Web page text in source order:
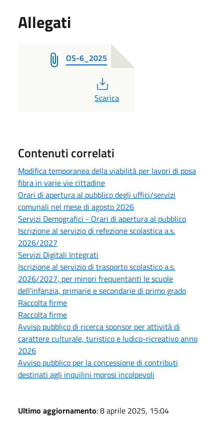
Allegati
OS-6_2025
PDF
Scarica
Contenuti correlati
Modifica temporanea della viabilità per lavori di posa
fibra in varie vie cittadine
Orari di apertura al pubblico degli uffici/servizi
comunali nel mese di agosto 2026
Servizi Demografici - Orari di apertura al pubblico
Iscrizione al servizio di refezione scolastica a.s.
2026/2027
Servizi Digitali Integrati
Iscrizione al servizio di trasporto scolastico a.s.
2026/2027, per minori frequentanti le scuole
dell’infanzia, primarie e secondarie di primo grado
Raccolta firme
Raccolta firme
Avviso pubblico di ricerca sponsor per attività di
carattere culturale, turistico e ludico-ricreativo anno
2026
Avviso pubblico per la concessione di contributi
destinati agli inquilini morosi incolpevoli
Ultimo aggiornamento: 8 aprile 2025, 15:04